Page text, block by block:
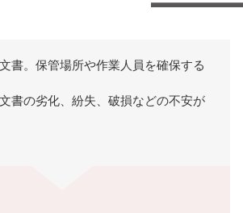
書。保管場所や作業人員を確保する
書の劣化、紛失、破損などの不安が